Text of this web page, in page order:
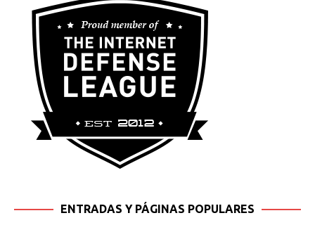
ENTRADAS Y PÁGINAS POPULARES